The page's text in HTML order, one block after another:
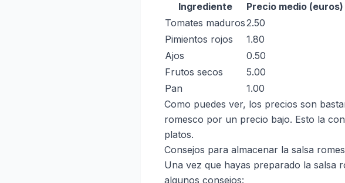
Ingrediente
Precio medio (euros)
Tomates maduros2.50
Pimientos rojos
1.80
Ajos
0.50
Frutos secos
5.00
Pan
1.00
Como puedes ver, los precios son
romesco por un precio bajo. Esto la
platos.
Consejos para almacenar la salsa
Una vez que hayas preparado la salsa
algunos consejos: